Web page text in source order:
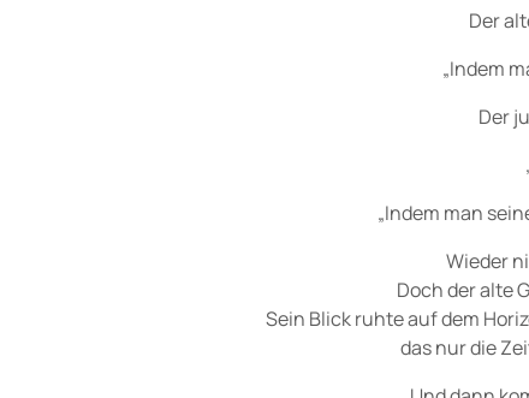
Der
„Indem
Der
„Indem man
Wieder
Doch der alte
Sein Blick ruhte auf dem
das nur die